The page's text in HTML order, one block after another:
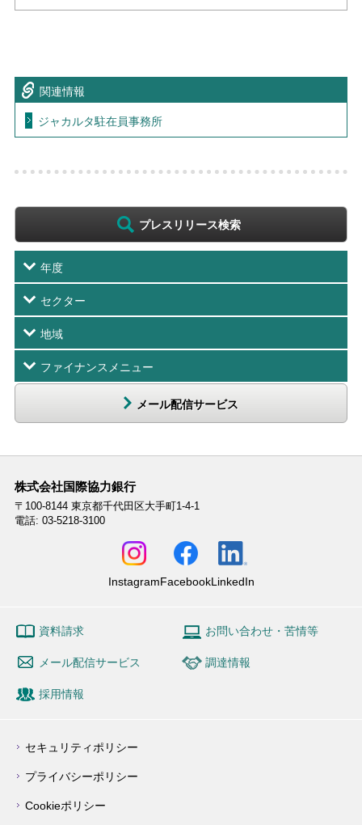
関連情報
ジャカルタ駐在員事務所
プレスリリース検索
年度
セクター
地域
ファイナンスメニュー
メール配信サービス
株式会社国際協力銀行
〒100-8144 東京都千代田区大手町1-4-1
電話: 03-5218-3100
InstagramFacebookLinkedIn
資料請求 お問い合わせ・苦情等
メール配信サービス 調達情報
採用情報
セキュリティポリシー
プライバシーポリシー
Cookieポリシー